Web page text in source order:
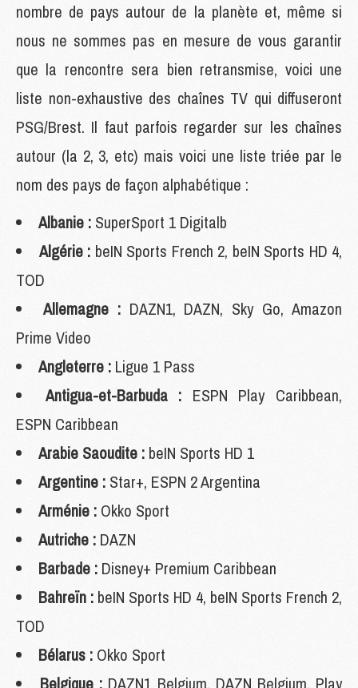
nombre de pays autour de la planète et, même si
nous ne sommes pas en mesure de vous garantir
que la rencontre sera bien retransmise, voici une
liste non-exhaustive des chaînes TV qui diffuseront
PSG/Brest. Il faut parfois regarder sur les chaînes
autour (la 2, 3, etc) mais voici une liste triée par le
nom des pays de façon alphabétique :
Albanie : SuperSport 1 Digitalb
Algérie : beIN Sports French 2, beIN Sports HD 4,
TOD
Allemagne :DAZN1, DAZN, Sky Go, Amazon
Prime Video
Angleterre : Ligue 1 Pass
Antigua-et-Barbuda : ESPN Play Caribbean,
ESPN Caribbean
Arabie Saoudite : beIN Sports HD 1
Argentine : Star+, ESPN 2 Argentina
Arménie : Okko Sport
Autriche : DAZN
Barbade : Disney+ Premium Caribbean
Bahreïn : beIN Sports HD 4, beIN Sports French 2,
TOD
Bélarus : Okko Sport
Belgique : DAZN1 Belgium, DAZN Belgium, Play